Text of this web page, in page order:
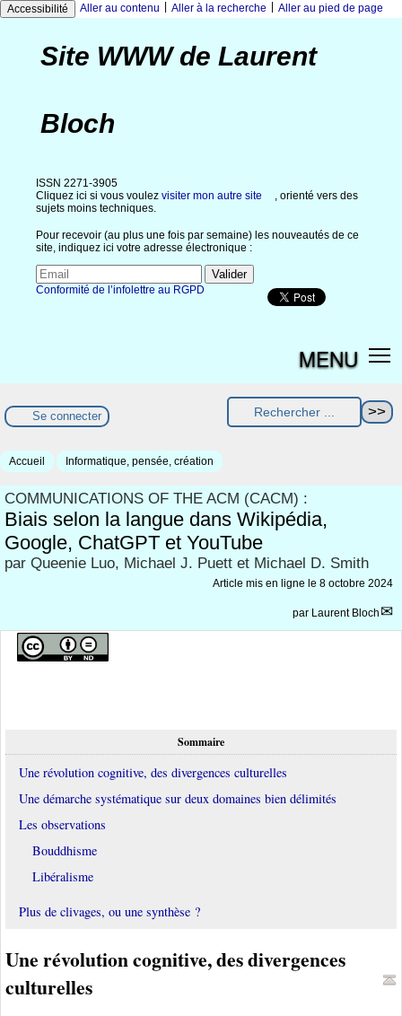
Accessibilité Aller au contenu Aller à la recherche Aller au pied de page
Site WWW de Laurent
Bloch
ISSN 2271-3905
Cliquez ici si vous voulez visiter mon autre site
, orienté vers des
sujets moins techniques.
Pour recevoir (au plus une fois par semaine) les nouveautés de ce
site, indiquez ici votre adresse électronique :
Conformité de l’infolettre au RGPD
MENU
Se connecter
Accueil Informatique, pensée, création
COMMUNICATIONS OF THE ACM (CACM) :
Biais selon la langue dans Wikipédia,
Google, ChatGPT et YouTube
par Queenie Luo, Michael J. Puett et Michael D. Smith
Article mis en ligne le 8 octobre 2024
par Laurent Bloch
Sommaire
Une révolution cognitive, des divergences culturelles
Une démarche systématique sur deux domaines bien délimités
Les observations
Bouddhisme
Libéralisme
Plus de clivages, ou une synthèse ?
Une révolution cognitive, des divergences
culturelles